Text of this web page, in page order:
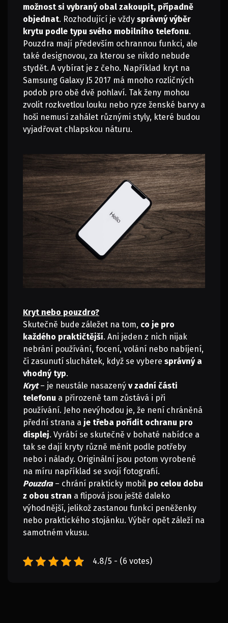
možnost si vybraný obal zakoupit, případně
objednat. Rozhodující je vždy správný výběr
krytu podle typu svého mobilního telefonu.
Pouzdra mají především ochrannou funkci, ale
také designovou, za kterou se nikdo nebude
stydět. A vybírat je z čeho. Například kryt na
Samsung Galaxy J5 2017 má mnoho rozličných
podob pro obě dvě pohlaví. Tak ženy mohou
zvolit rozkvetlou louku nebo ryze ženské barvy a
hoši nemusí zahálet různými styly, které budou
vyjadřovat chlapskou náturu.
Kryt nebo pouzdro?
Skutečně bude záležet na tom, co je pro
každého praktičtější. Ani jeden z nich nijak
nebrání používání, focení, volání nebo nabíjení,
či zasunutí sluchátek, když se vybere správný a
vhodný typ.
Kryt– je neustále nasazený v zadní části
telefonu a přirozeně tam zůstává i při
používání. Jeho nevýhodou je, že není chráněná
přední strana a je třeba pořídit ochranu pro
displej. Vyrábí se skutečně v bohaté nabídce a
tak se dají kryty různě měnit podle potřeby
nebo i nálady. Originální jsou potom vyrobené
na míru například se svojí fotografií.
Pouzdra – chrání prakticky mobil po celou dobu
z obou stran a flipová jsou ještě daleko
výhodnější, jelikož zastanou funkci peněženky
nebo praktického stojánku. Výběr opět záleží na
samotném vkusu.
4.8/5 - (6 votes)